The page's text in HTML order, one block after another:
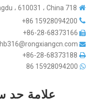
 718 No.10،1 North 2 Ring ، Chengdu ، 610031 ، China

15928094200 86+

86-28-68373166+


86-28-68373188+

15928094200
علامة حد